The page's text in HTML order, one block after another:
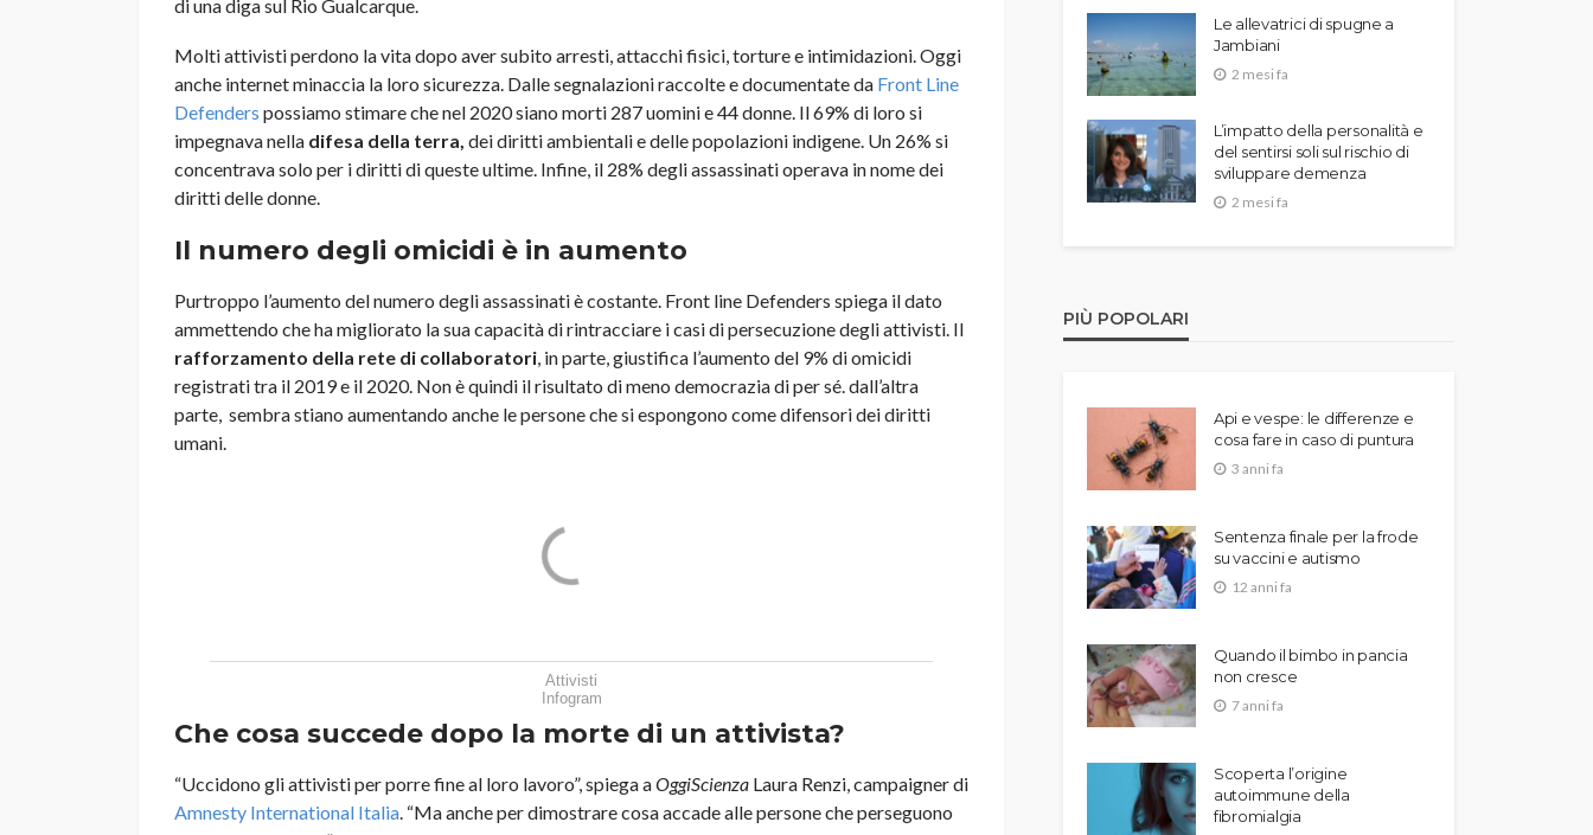
di una diga sul Rio Gualcarque.
Molti attivisti perdono la vita dopo aver subito arresti, attacchi fisici, torture e intimidazioni. Oggi
anche internet minaccia la loro sicurezza. Dalle segnalazioni raccolte e documentate da Front Line
Defenders possiamo stimare che nel 2020 siano morti 287 uomini e 44 donne. Il 69% di loro si
impegnava nella difesa della terra, dei diritti ambientali e delle popolazioni indigene. Un 26% si
concentrava solo per i diritti di queste ultime. Infine, il 28% degli assassinati operava in nome dei
diritti delle donne.
Il numero degli omicidi è in aumento
Purtroppo l’aumento del numero degli assassinati è costante. Front line Defenders spiega il dato
ammettendo che ha migliorato la sua capacità di rintracciare i casi di persecuzione degli attivisti. Il
rafforzamento della rete di collaboratori, in parte, giustifica l’aumento del 9% di omicidi
registrati tra il 2019 e il 2020. Non è quindi il risultato di meno democrazia di per sé. dall’altra
parte, sembra stiano aumentando anche le persone che si espongono come difensori dei diritti
umani.
Attivisti
Infogram
Che cosa succede dopo la morte di un attivista?
“Uccidono gli attivisti per porre fine al loro lavoro”, spiega aOggiScienza Laura Renzi, campaigner di
Amnesty International Italia. “Ma anche per dimostrare cosa accade alle persone che perseguono
Le allevatrici di spugne a
Jambiani
2 mesi fa
L’impatto della personalità e
del sentirsi soli sul rischio di
sviluppare demenza
2 mesi fa
PIÙ POPOLARI
Api e vespe: le differenze e
cosa fare in caso di puntura
3 anni fa
Sentenza finale per la frode
su vaccini e autismo
12 anni fa
Quando il bimbo in pancia
non cresce
7 anni fa
Scoperta l’origine
autoimmune della
fibromialgia